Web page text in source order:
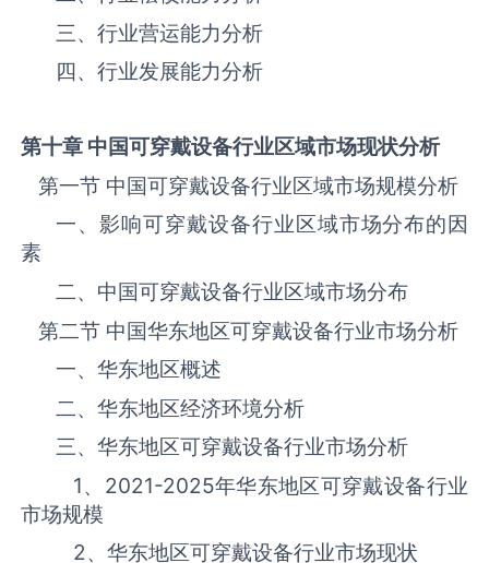
三、行业营运能力分析
四、行业发展能力分析
第十章 中国可穿戴设备行业区域市场现状分析
第一节 中国‌‌‌‌‌‌可穿戴设备‌‌‌‌‌‌‌‌‌‌‌‌‌‌‌‌‌‌行业区域市场规模分析
一、影响‌‌‌‌‌‌可穿戴设备‌‌‌‌‌‌‌‌‌‌‌‌‌‌‌‌‌‌行业区域市场分布的因
素
二、中国‌‌‌‌‌‌可穿戴设备‌‌‌‌‌‌‌‌‌‌‌‌‌‌‌‌‌‌行业区域市场分布
第二节 中国华东地区‌‌‌‌‌‌可穿戴设备‌‌‌‌‌‌‌‌‌‌‌‌‌‌‌‌‌‌行业市场分析
一、华东地区概述
二、华东地区经济环境分析
三、华东地区‌‌‌‌‌‌可穿戴设备‌‌‌‌‌‌‌‌‌‌‌‌‌‌‌‌‌‌行业市场分析
1、 2021-2025年华东地区‌‌‌‌‌‌可穿戴设备‌‌‌‌‌‌‌‌‌‌‌‌‌‌‌‌‌‌行业
市场规模
2、华东地区‌‌‌‌‌‌可穿戴设备‌‌‌‌‌‌‌‌‌‌‌‌‌‌‌‌‌‌行业市场现状